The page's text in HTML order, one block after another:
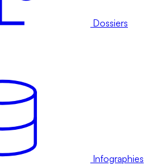
Dossiers
Infographies